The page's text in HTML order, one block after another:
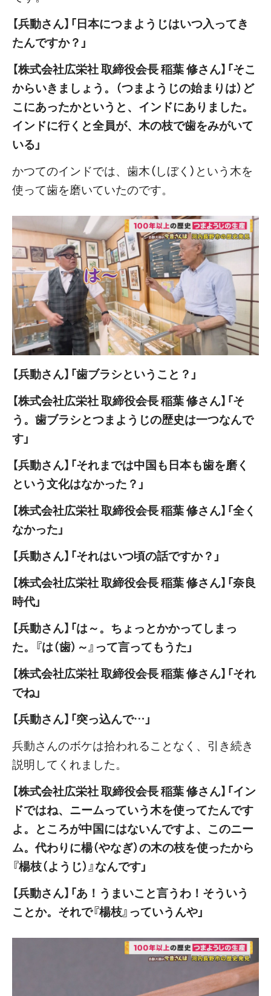
【兵動さん】「日本につまようじはいつ入ってき
たんですか？」
【株式会社広栄社 取締役会長 稲葉 修さん】「そこ
からいきましょう。（つまようじの始まりは）ど
こにあったかというと、インドにありました。
インドに行くと全員が、木の枝で歯をみがいて
いる」
かつてのインドでは、歯木（しぼく）という木を
使って歯を磨いていたのです。
【兵動さん】「歯ブラシということ？」
【株式会社広栄社 取締役会長 稲葉 修さん】「そ
う。歯ブラシとつまようじの歴史は一つなんで
す」
【兵動さん】「それまでは中国も日本も歯を磨く
という文化はなかった？」
【株式会社広栄社 取締役会長 稲葉 修さん】「全く
なかった」
【兵動さん】「それはいつ頃の話ですか？」
【株式会社広栄社 取締役会長 稲葉 修さん】「奈良
時代」
【兵動さん】「は～。ちょっとかかってしまっ
た。『は（歯）～』って言ってもうた」
【株式会社広栄社 取締役会長 稲葉 修さん】「それ
でね」
【兵動さん】「突っ込んで…」
兵動さんのボケは拾われることなく、引き続き
説明してくれました。
【株式会社広栄社 取締役会長 稲葉 修さん】「イン
ドではね、ニームっていう木を使ってたんです
よ。ところが中国にはないんですよ、このニー
ム。代わりに楊（やなぎ）の木の枝を使ったから
『楊枝（ようじ）』なんです」
【兵動さん】「あ！うまいこと言うわ！そういう
ことか。それで『楊枝』っていうんや」